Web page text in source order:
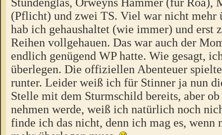
(Pflicht) und zwei TS. Viel war nicht
hab ich gehaushaltet (wie immer) und erst
Reihen vollgehauen. Das war auch der
endlich genügend WP hatte. Wie gesagt,
überlegen. Die offiziellen Abenteuer
runter. Leider weiß ich für Stinner ja nun
Stelle mit dem Sturmschild bereits, aber
nehmen werde, weiß ich natürlich noch
finde ich das nicht, denn ich mag es, wenn